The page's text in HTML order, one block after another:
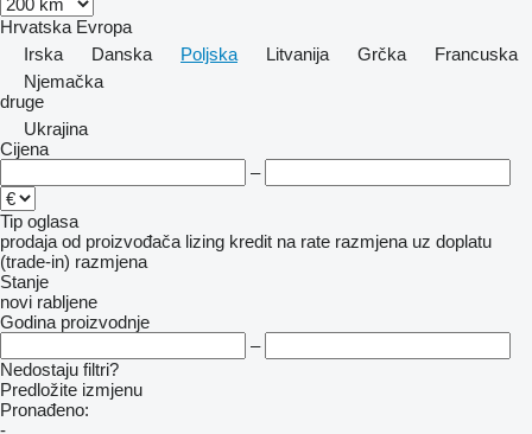
Hrvatska Evropa
Irska
Danska Poljska Litvanija Grčka
Francuska
Njemačka
druge
Ukrajina
Cijena
–
Tip oglasa
prodaja od proizvođača lizing kredit na rate razmjena uz doplatu
(trade-in) razmjena
Stanje
novi rabljene
Godina proizvodnje
–
Nedostaju filtri?
Predložite izmjenu
Pronađeno:
-